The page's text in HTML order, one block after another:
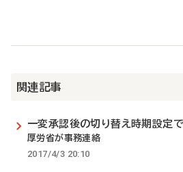
関連記事
一変承認後の切り替え時期設定
厚労省が事務連絡
2017/4/3 20:10